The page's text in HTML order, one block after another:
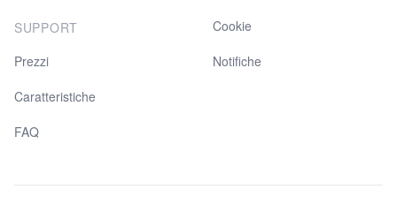
SUPPORT
Prezzi
Caratteristiche
FAQ
Cookie
Notifiche